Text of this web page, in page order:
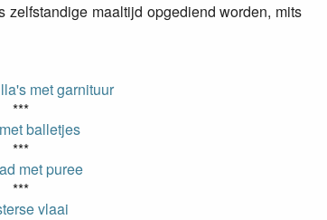
maaltijd opgediend worden, mits
met garnituur
***
balletjes
***
met puree
***
vlaai